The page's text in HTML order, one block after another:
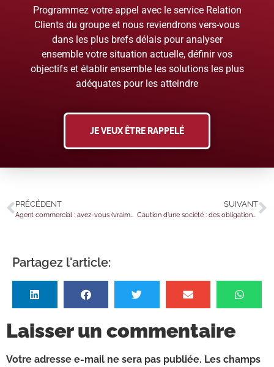
Programmez votre appel avec le service Relation
Clients du groupe et nous reviendrons vers-vous
dans les plus brefs délais pour analyser
ensemble votre situation actuelle, définir vos
objectifs et établir ensemble les solutions les plus
adéquates pour les atteindre
JE VEUX ÊTRE RAPPELÉ
PRÉCÉDENT SUIVANT
Caution d’une société : des obligations… mais aussi des droits ?
Partagez l'article:
Laisser un commentaire
Votre adresse e-mail ne sera pas publiée. Les champs